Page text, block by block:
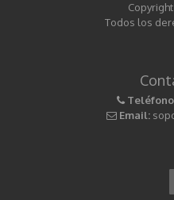
Todos los
Email: